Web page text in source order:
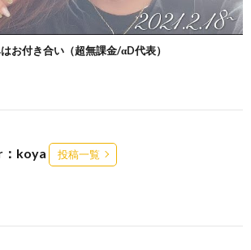
お付き合い（超無課金/αD代表）
koya 投稿一覧